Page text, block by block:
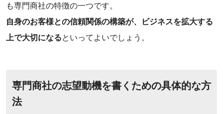
も専門商社の特徴の一つです。
自身のお客様との信頼関係の構築が、ビジネスを拡大する
上で大切になるといってよいでしょう。
専門商社の志望動機を書くための具体的な方
法